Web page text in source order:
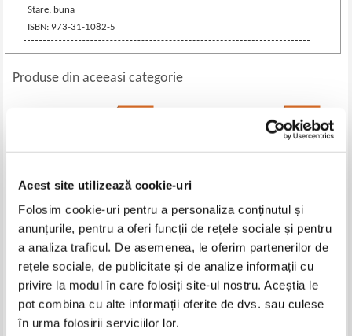
Acest site utilizează cookie-uri
Folosim cookie-uri pentru a personaliza conținutul și
anunțurile, pentru a oferi funcții de rețele sociale și pentru
a analiza traficul. De asemenea, le oferim partenerilor de
rețele sociale, de publicitate și de analize informații cu
privire la modul în care folosiți site-ul nostru. Aceștia le
pot combina cu alte informații oferite de dvs. sau culese
în urma folosirii serviciilor lor.
Stare: buna
ISBN: 973-31-1082-5
Produse din aceeasi categorie
David Craig - Nu exista criza
Pret:40,00Lei 32,00 Lei
Adaugă în coș
S. D. Tucker - Space oddities.
Our strange attempts to explain
the universe
Pret:45,00Lei 27,00 Lei